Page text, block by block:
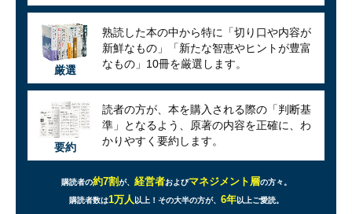
厳選
熟読した本の中から特に「切り口や内容が
新鮮なもの」「新たな智恵やヒントが豊富
なもの」10冊を厳選します。
要約
読者の方が、本を購入される際の「判断基
準」となるよう、原著の内容を正確に、わ
かりやすく要約します。
購読者の約7割が、 経営者およびマネジメント層の方々。
購読者数は1万人 以上！ その大半の方が、 6年以上ご愛読。